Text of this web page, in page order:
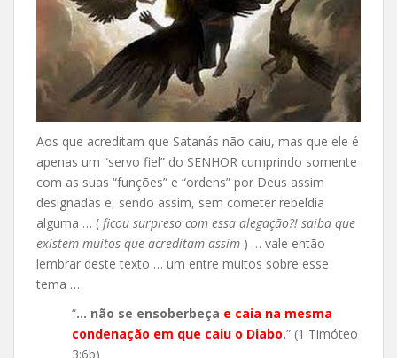
Aos que acreditam que Satanás não caiu, mas que ele é
apenas um “servo fiel” do SENHOR cumprindo somente
com as suas “funções” e “ordens” por Deus assim
designadas e, sendo assim, sem cometer rebeldia
alguma … ( ficou surpreso com essa alegação?! saiba que
existem muitos que acreditam assim ) … vale então
lembrar deste texto … um entre muitos sobre esse
tema …
“… não se ensoberbeça e caia na mesma
condenação em que caiu o Diabo.” (1 Timóteo
3:6b)